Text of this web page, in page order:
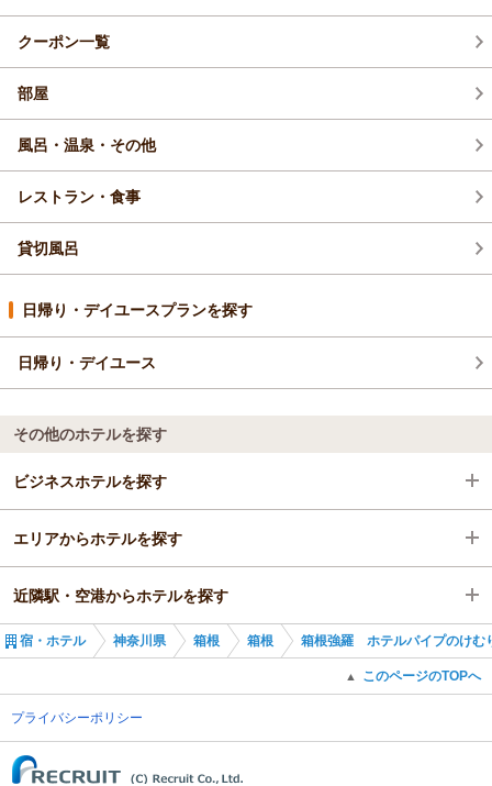
クーポン一覧
部屋
風呂・温泉・その他
レストラン・食事
貸切風呂
日帰り・デイユースプランを探す
日帰り・デイユース
その他のホテルを探す
ビジネスホテルを探す
神奈川県
箱根
強羅駅
エリアからホテルを探す
神奈川県
箱根
強羅駅
近隣駅・空港からホテルを探す
強羅駅
彫刻の森駅
小涌谷駅
宿・ホテル 神奈川県 箱根 箱根 箱根強羅 ホテルパイプのけむ
▲ このページのTOPへ
プライバシーポリシー